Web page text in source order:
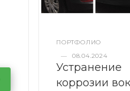
ПОРТФОЛИО
—
08.04.2024
Устранение
коррозии